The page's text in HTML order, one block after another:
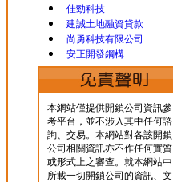
佳勁科技
建誠土地融資貸款
尚勇科技有限公司
安正開發鋼構
本網站僅提供開鎖公司資訊參
考平台，並不涉入其中任何諮
詢、交易。本網站對各該開鎖
公司相關資訊亦不作任何實質
或形式上之審查。就本網站中
所載一切開鎖公司的資訊、文